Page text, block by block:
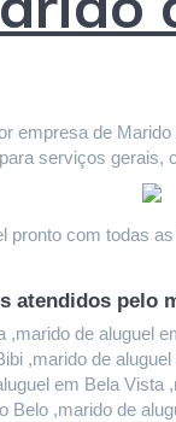
empresa de
serviços gerais,
pronto com todas
atendidos pelo
,marido de aluguel
,marido de
em Bela
Belo ,marido de